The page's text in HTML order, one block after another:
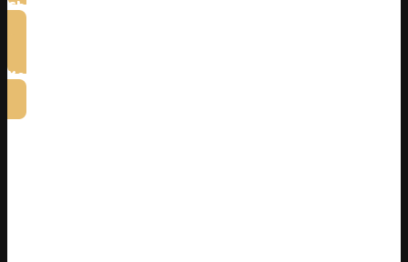
Chci si přečíst reference
Koukněte, kdo jsem